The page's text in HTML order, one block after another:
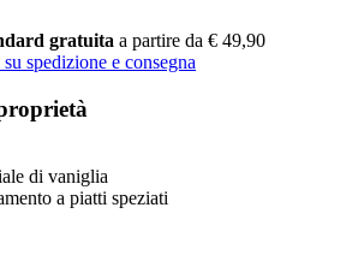
gratuita a partire da € 49,90
spedizione e consegna
di vaniglia
a piatti speziati